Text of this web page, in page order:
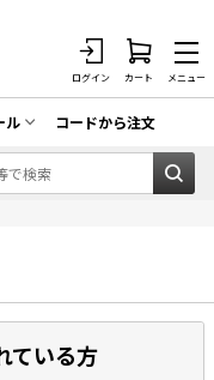
ログイン カート メニュー
ル
一掃セール
コードから注文
ている方